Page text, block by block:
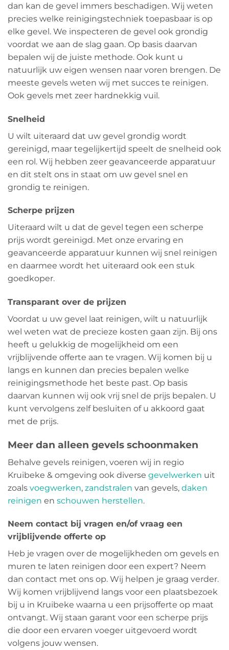
dan kan de gevel immers beschadigen. Wij weten
precies welke reinigingstechniek toepasbaar is op
elke gevel. We inspecteren de gevel ook grondig
voordat we aan de slag gaan. Op basis daarvan
bepalen wij de juiste methode. Ook kunt u
natuurlijk uw eigen wensen naar voren brengen. De
meeste gevels weten wij met succes te reinigen.
Ook gevels met zeer hardnekkig vuil.
Snelheid
U wilt uiteraard dat uw gevel grondig wordt
gereinigd, maar tegelijkertijd speelt de snelheid ook
een rol. Wij hebben zeer geavanceerde apparatuur
en dit stelt ons in staat om uw gevel snel en
grondig te reinigen.
Scherpe prijzen
Uiteraard wilt u dat de gevel tegen een scherpe
prijs wordt gereinigd. Met onze ervaring en
geavanceerde apparatuur kunnen wij snel reinigen
en daarmee wordt het uiteraard ook een stuk
goedkoper.
Transparant over de prijzen
Voordat u uw gevel laat reinigen, wilt u natuurlijk
wel weten wat de precieze kosten gaan zijn. Bij ons
heeft u gelukkig de mogelijkheid om een
vrijblijvende offerte aan te vragen. Wij komen bij u
langs en kunnen dan precies bepalen welke
reinigingsmethode het beste past. Op basis
daarvan kunnen wij ook vrij snel de prijs bepalen. U
kunt vervolgens zelf besluiten of u akkoord gaat
met de prijs.
Meer dan alleen gevels schoonmaken
Behalve gevels reinigen, voeren wij in regio
Kruibeke & omgeving ook diverse gevelwerken uit
zoals voegwerken, zandstralen van gevels, daken
reinigen en schouwen herstellen.
Neem contact bij vragen en/of vraag een
vrijblijvende offerte op
Heb je vragen over de mogelijkheden om gevels en
muren te laten reinigen door een expert? Neem
dan contact met ons op. Wij helpen je graag verder.
Wij komen vrijblijvend langs voor een plaatsbezoek
bij u in Kruibeke waarna u een prijsofferte op maat
ontvangt. Wij staan garant voor een scherpe prijs
die door een ervaren voeger uitgevoerd wordt
volgens jouw wensen.